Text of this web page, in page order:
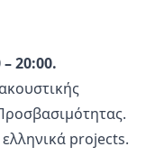
20:00.
projects.